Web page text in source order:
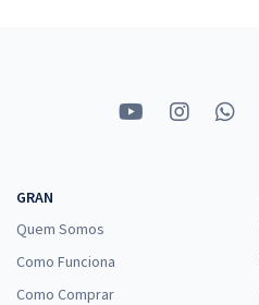
GRAN
Quem Somos
Como Funciona
Como Comprar